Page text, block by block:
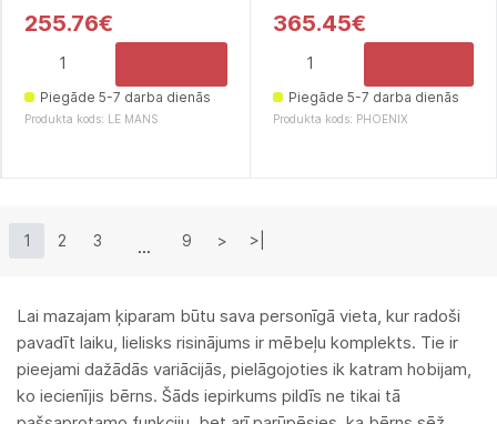
255.76€
Piegāde 5-7 darba dienās
Produkta kods: LE MANS
365.45€
Piegāde 5-7 darba dienās
Produkta kods: PHOENIX
1 2 3 9 > >|
Lai mazajam ķiparam būtu sava personīgā vieta, kur radoši
pavadīt laiku, lielisks risinājums ir mēbeļu komplekts. Tie ir
pieejami dažādās variācijās, pielāgojoties ik katram hobijam,
ko iecienījis bērns. Šāds iepirkums pildīs ne tikai tā